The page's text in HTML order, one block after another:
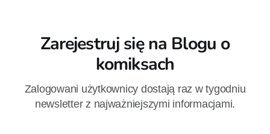
Zarejestruj się na Blogu o
komiksach
Zalogowani użytkownicy dostają raz w tygodniu
newsletter z najważniejszymi informacjami.